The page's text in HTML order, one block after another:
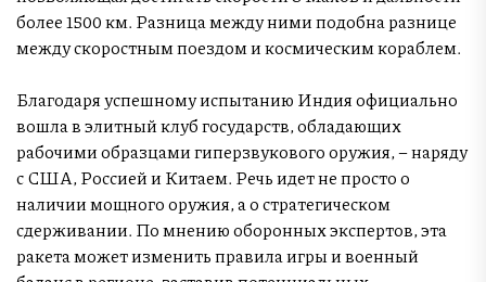
более 1500 км. Разница между ними подобна разнице
между скоростным поездом и космическим кораблем.
Благодаря успешному испытанию Индия официально
вошла в элитный клуб государств, обладающих
рабочими образцами гиперзвукового оружия, – наряду
с США, Россией и Китаем. Речь идет не просто о
наличии мощного оружия, а о стратегическом
сдерживании. По мнению оборонных экспертов, эта
ракета может изменить правила игры и военный